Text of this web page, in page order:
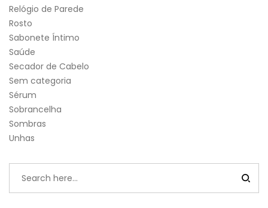
Relógio de Parede
Rosto
Sabonete Íntimo
Saúde
Secador de Cabelo
Sem categoria
Sérum
Sobrancelha
Sombras
Unhas